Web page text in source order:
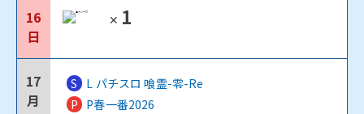
16
日
✕ 1
17
月
S
L パチスロ 喰霊-零-Re
P P春一番2026